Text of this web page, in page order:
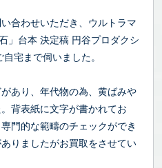
合わせいただき、ウルトラマ
」台本 決定稿 円谷プロダクシ
宅まで伺いました。
あり、年代物の為、黄ばみや
背表紙に文字が書かれてお
門的な範疇のチェックができ
りましたがお買取をさせてい